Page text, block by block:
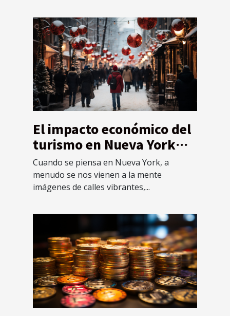
El impacto económico del
turismo en Nueva York
durante las festividades
de fin de año
Cuando se piensa en Nueva York, a
menudo se nos vienen a la mente
imágenes de calles vibrantes,...